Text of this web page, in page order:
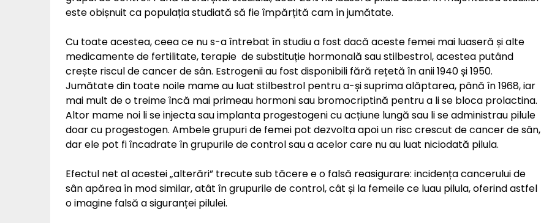
este obișnuit ca populația studiată să fie împărțită cam în jumătate.
Cu toate acestea, ceea ce nu s-a întrebat în studiu a fost dacă aceste femei mai luaseră și alte
medicamente de fertilitate, terapie de substituție hormonală sau stilbestrol, acestea putând
crește riscul de cancer de sân. Estrogenii au fost disponibili fără rețetă în anii 1940 și 1950.
Jumătate din toate noile mame au luat stilbestrol pentru a-și suprima alăptarea, până în 1968, iar
mai mult de o treime încă mai primeau hormoni sau bromocriptină pentru a li se bloca prolactina.
Altor mame noi li se injecta sau implanta progestogeni cu acțiune lungă sau li se administrau pilule
doar cu progestogen. Ambele grupuri de femei pot dezvolta apoi un risc crescut de cancer de sân,
dar ele pot fi încadrate în grupurile de control sau a acelor care nu au luat niciodată pilula.
Efectul net al acestei „alterări” trecute sub tăcere e o falsă reasigurare: incidența cancerului de
sân apărea în mod similar, atât în grupurile de control, cât și la femeile ce luau pilula, oferind astfel
o imagine falsă a siguranței pilulei.